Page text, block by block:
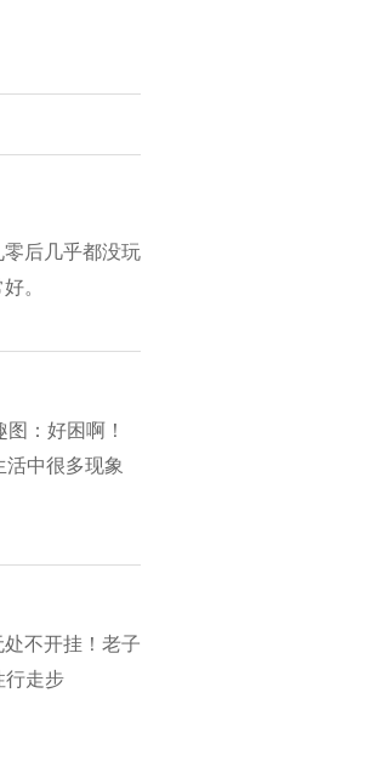
后几乎都没玩
。
：好困啊！
中很多现象
不开挂！老子
行走步